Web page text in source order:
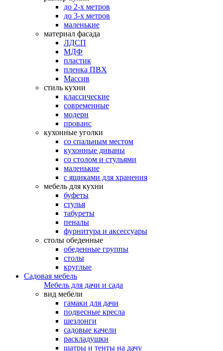
до 2-х метров
до 3-х метров
маленькие
материал фасада
ЛДСП
МДФ
пластик
пленка ПВХ
Массив
стиль кухни
классические
современные
модерн
прованс
кухонные уголки
со спальным местом
кухонные диваны
со столом и стульями
маленькие
с ящиками для хранения
мебель для кухни
буфеты
стулья
табуреты
пеналы
фурнитура и аксессуары
столы обеденные
обеденные группы
столы
круглые
Садовая мебель
Мебель для дачи и сада
вид мебели
гамаки для дачи
подвесные кресла
шезлонги
садовые качели
раскладушки
шатры и тенты на дачу